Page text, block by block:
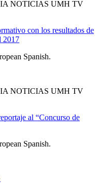
NOTICIAS UMH TV
con los resultados de
2017
Spanish.
NOTICIAS UMH TV
al “Concurso de
Spanish.